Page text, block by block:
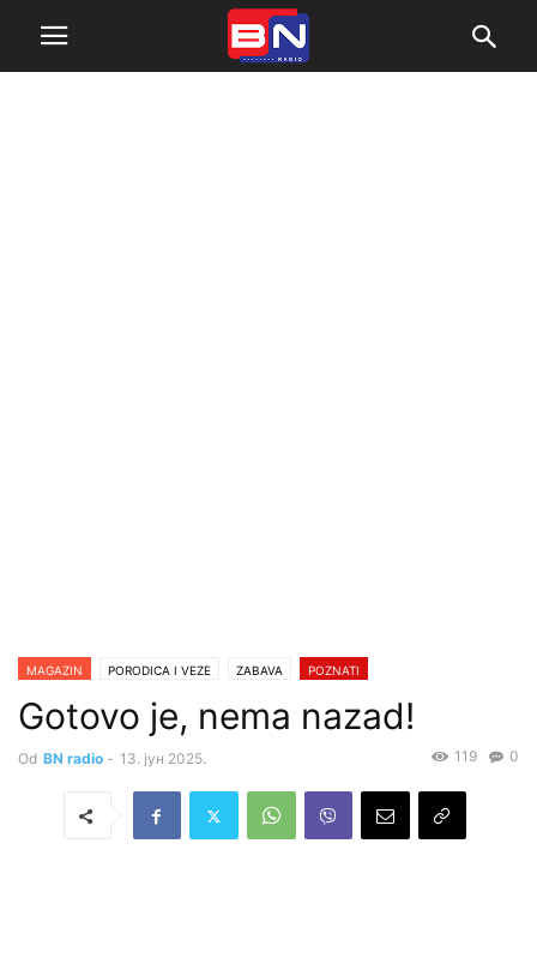
MAGAZIN PORODICA I VEZE ZABAVA POZNATI
Gotovo je, nema nazad!
Od BN radio - 13. јун 2025. 0
119